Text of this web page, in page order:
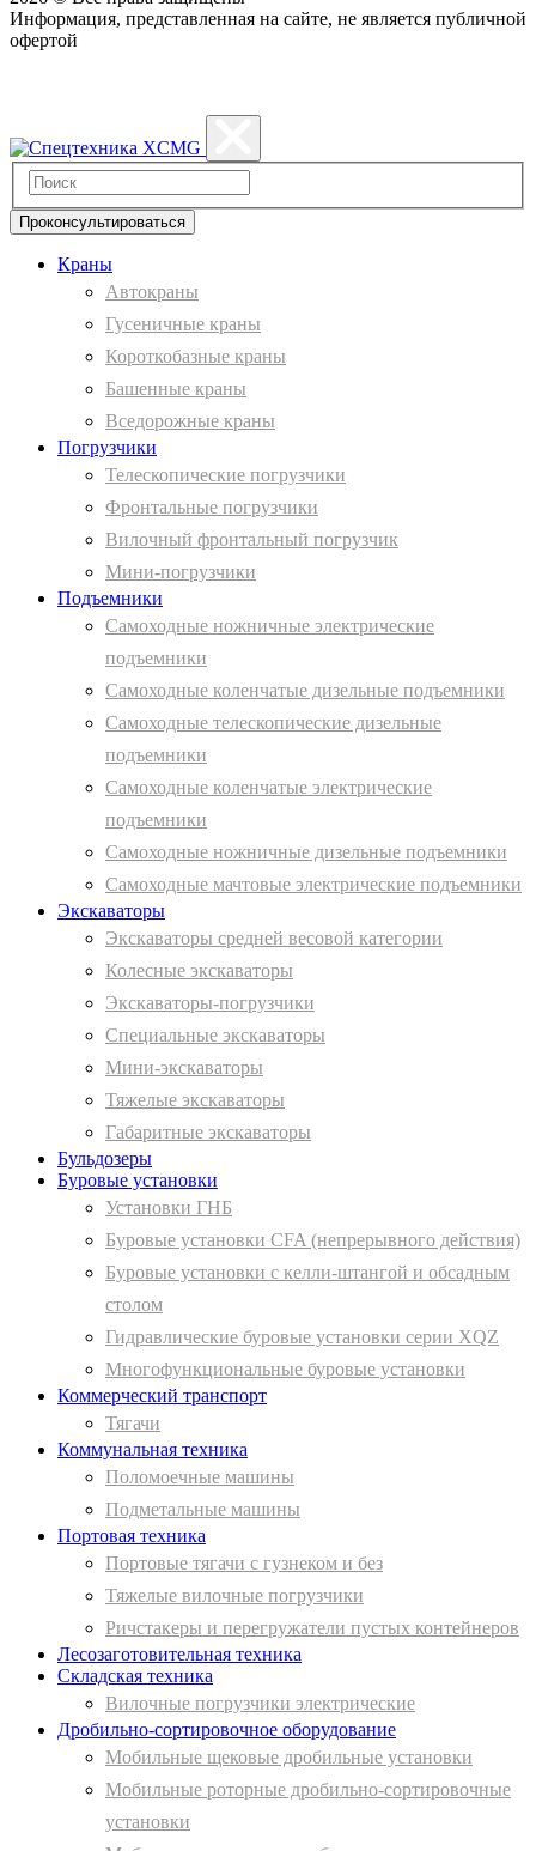
Информация, представленная на сайте, не является публичной
офертой
Проконсультироваться
Краны
Автокраны
Гусеничные краны
Короткобазные краны
Башенные краны
Вcедорожные краны
Погрузчики
Телескопические погрузчики
Фронтальные погрузчики
Вилочный фронтальный погрузчик
Мини-погрузчики
Подъемники
Самоходные ножничные электрические
подъемники
Самоходные коленчатые дизельные подъемники
Самоходные телескопические дизельные
подъемники
Самоходные коленчатые электрические
подъемники
Самоходные ножничные дизельные подъемники
Самоходные мачтовые электрические подъемники
Экскаваторы
Экскаваторы средней весовой категории
Колесные экскаваторы
Экскаваторы-погрузчики
Специальные экскаваторы
Мини-экскаваторы
Тяжелые экскаваторы
Габаритные экскаваторы
Бульдозеры
Буровые установки
Установки ГНБ
Буровые установки CFA (непрерывного действия)
Буровые установки с келли-штангой и обсадным
столом
Гидравлические буровые установки серии XQZ
Многофункциональные буровые установки
Коммерческий транспорт
Тягачи
Коммунальная техника
Поломоечные машины
Подметальные машины
Портовая техника
Портовые тягачи с гузнеком и без
Тяжелые вилочные погрузчики
Ричстакеры и перегружатели пустых контейнеров
Лесозаготовительная техника
Складская техника
Вилочные погрузчики электрические
Дробильно-сортировочное оборудование
Мобильные щековые дробильные установки
Мобильные роторные дробильно-сортировочные
установки